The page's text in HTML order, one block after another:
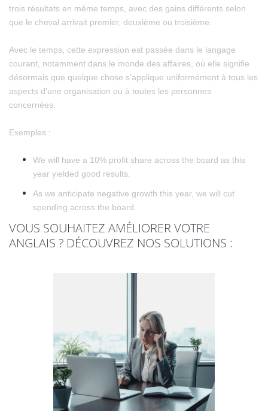
trois résultats en même temps, avec des gains différents selon
que le cheval arrivait premier, deuxième ou troisième.
Avec le temps, cette expression est passée dans le langage
courant, notamment dans le monde des affaires, où elle signifie
désormais que quelque chose s'applique uniformément à tous les
aspects d'une organisation ou à toutes les personnes
concernées.
Exemples :
We will have a 10% profit share across the board as this
year yielded good results.
As we anticipate negative growth this year, we will cut
spending across the board.
VOUS SOUHAITEZ AMÉLIORER VOTRE
ANGLAIS ? DÉCOUVREZ NOS SOLUTIONS :